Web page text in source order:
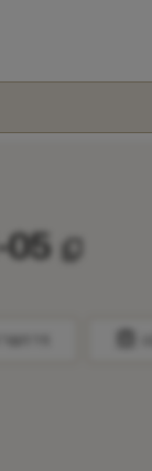
05 content_copy